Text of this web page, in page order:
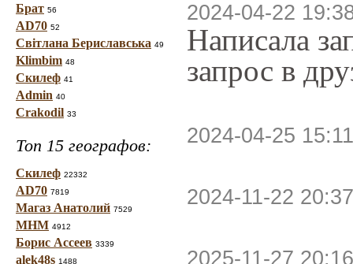
Брат 56
AD70 52
Світлана Бериславська 49
Klimbim 48
Скилеф 41
Admin 40
Crakodil 33
Топ 15 географов:
Скилеф 22332
AD70 7819
Магаз Анатолий 7529
МНМ 4912
Борис Ассеев 3339
alek48s 1488
2024-04-22
Написала
запрос в
2024-04-25
2024-11-22
2025-11-27